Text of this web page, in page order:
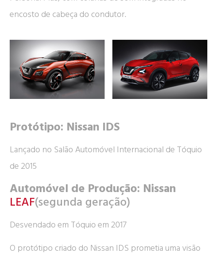
encosto de cabeça do condutor.
Protótipo: Nissan IDS
Lançado no Salão Automóvel Internacional de Tóquio
de 2015
Automóvel de Produção: Nissan
LEAF(segunda geração)
Desvendado em Tóquio em 2017
O protótipo criado do Nissan IDS prometia uma visão